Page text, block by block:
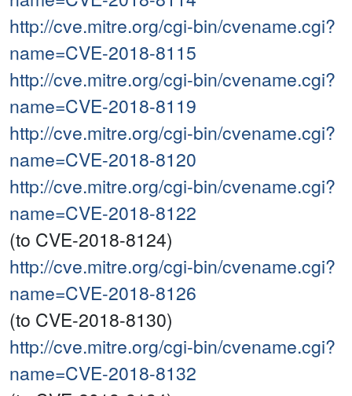
http://cve.mitre.org/cgi-bin/cvename.cgi?
name=CVE-2018-8115
http://cve.mitre.org/cgi-bin/cvename.cgi?
name=CVE-2018-8119
http://cve.mitre.org/cgi-bin/cvename.cgi?
name=CVE-2018-8120
http://cve.mitre.org/cgi-bin/cvename.cgi?
name=CVE-2018-8122
(to CVE-2018-8124)
http://cve.mitre.org/cgi-bin/cvename.cgi?
name=CVE-2018-8126
(to CVE-2018-8130)
http://cve.mitre.org/cgi-bin/cvename.cgi?
name=CVE-2018-8132